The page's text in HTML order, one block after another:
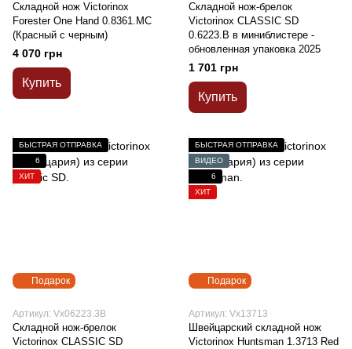
Складной нож Victorinox
Forester One Hand 0.8361.MC
(Красный с черным)
4 070 грн
Купить
Складной нож-брелок
Victorinox CLASSIC SD
0.6223.B в миниблистере -
обновленная упаковка 2025
1 701 грн
Купить
Подарок
БЫСТРАЯ ОТПРАВКА
6
ХИТ
Артикул: Vx06223.3B
Складной нож-брелок
Victorinox CLASSIC SD
Подарок
БЫСТРАЯ ОТПРАВКА
ВИДЕО
6
ХИТ
Артикул: Vx13713
Швейцарский складной нож
Victorinox Huntsman 1.3713 Red